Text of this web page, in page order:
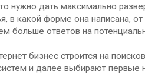
нужно дать максимально
какой форме она написана, от
больше ответов на
бизнес строится на
и далее выбирают первые